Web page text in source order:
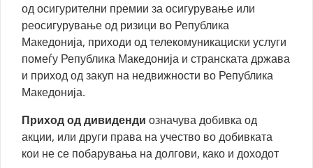
од осигурителни премии за осигурување или
реосигурување од ризици во Република
Македонија, приходи од телекомуникациски услуги
помеѓу Република Македонија и странската држава
и приход од закуп на недвижности во Република
Македонија.
Приход од дивиденди означува добивка од
акции, или други права на учество во добивката
кои не се побарувања на долгови, како и доходот